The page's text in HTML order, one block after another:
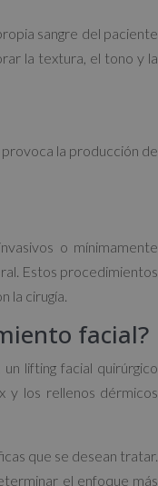
sangre del paciente
la textura, el tono y la
la producción de
o mínimamente
Estos procedimientos
la cirugía.
facial?
lifting facial quirúrgico
y los rellenos dérmicos
que se desean tratar.
el enfoque más